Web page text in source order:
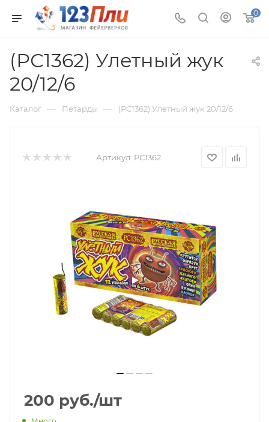
0
(РС1362) Улетный жук
20/12/6
Каталог — Петарды — (РС1362) Улетный жук 20/12/6
Артикул: РС1362
200 руб./шт